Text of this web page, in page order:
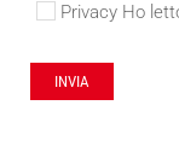
Privacy Ho